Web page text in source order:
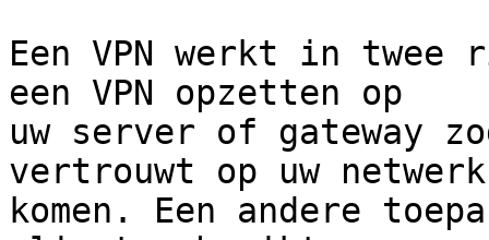
Een VPN werkt in
een VPN opzetten op
uw server of gateway
vertrouwt op uw netwerk
komen. Een andere